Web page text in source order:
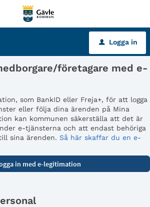
u Logga in
företagare med e-
som BankID eller Freja+, för att logga
eller följa dina ärenden på Mina
kan kommunen säkerställa att det är
e-tjänsterna och att endast behöriga
sina ärenden. Så här skaffar du en e-